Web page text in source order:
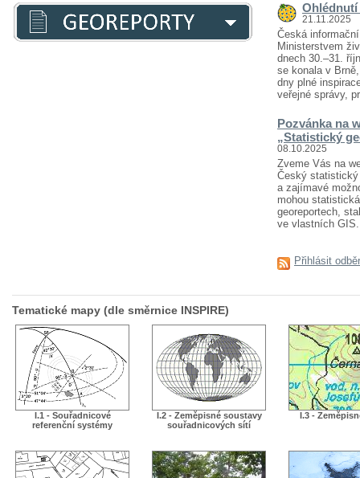
Ohlédnutí
21.11.2025
Česká
Ministerstvem
dnech 30.–31.
se konala v
dny plné
veřejné správy,
Pozvánka na
„Statistický
08.10.2025
Zveme Vás na
Český
a zajímavé
mohou
georeportech,
ve vlastních
Přihlásit
Tematické mapy (dle směrnice INSPIRE)
I.1 - Souřadnicové
referenční systémy
I.2 - Zeměpisné soustavy
souřadnicových sítí
I.3 -